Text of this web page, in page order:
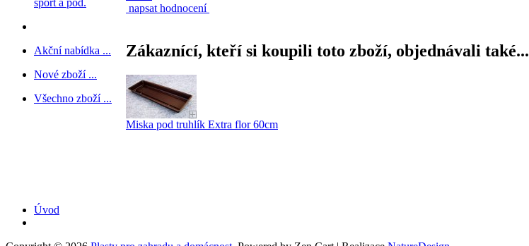
sport a pod.
Akční nabídka ...
Nové zboží ...
Všechno zboží ...
napsat hodnocení
Zákaznící, kteří si koupili toto zboží, objednávali také...
Miska pod truhlík Extra flor 60cm
Úvod